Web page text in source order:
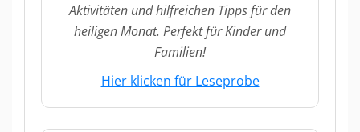
Aktivitäten und hilfreichen Tipps für den
heiligen Monat. Perfekt für Kinder und
Familien!
Hier klicken für Leseprobe